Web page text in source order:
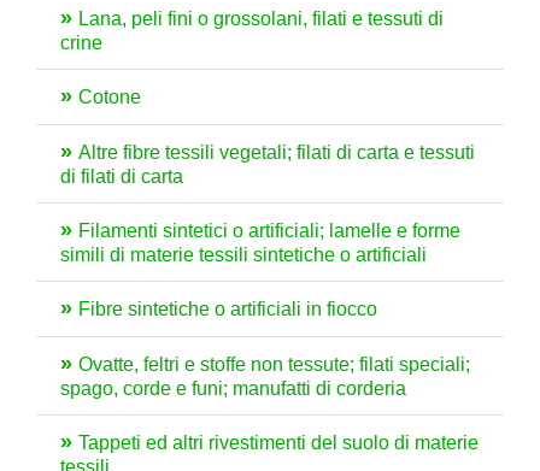
Lana, peli fini o grossolani, filati e tessuti di
crine
Cotone
Altre fibre tessili vegetali; filati di carta e tessuti
di filati di carta
Filamenti sintetici o artificiali; lamelle e forme
simili di materie tessili sintetiche o artificiali
Fibre sintetiche o artificiali in fiocco
Ovatte, feltri e stoffe non tessute; filati speciali;
spago, corde e funi; manufatti di corderia
Tappeti ed altri rivestimenti del suolo di materie